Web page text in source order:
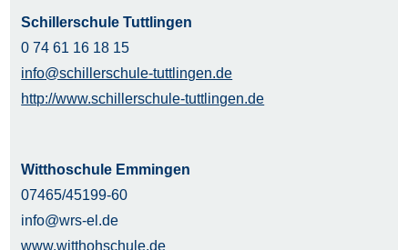
Schillerschule Tuttlingen
0 74 61 16 18 15
info@schillerschule-tuttlingen.de
http://www.schillerschule-tuttlingen.de
Witthoschule Emmingen
07465/45199-60
info@wrs-el.de
www.witthohschule.de